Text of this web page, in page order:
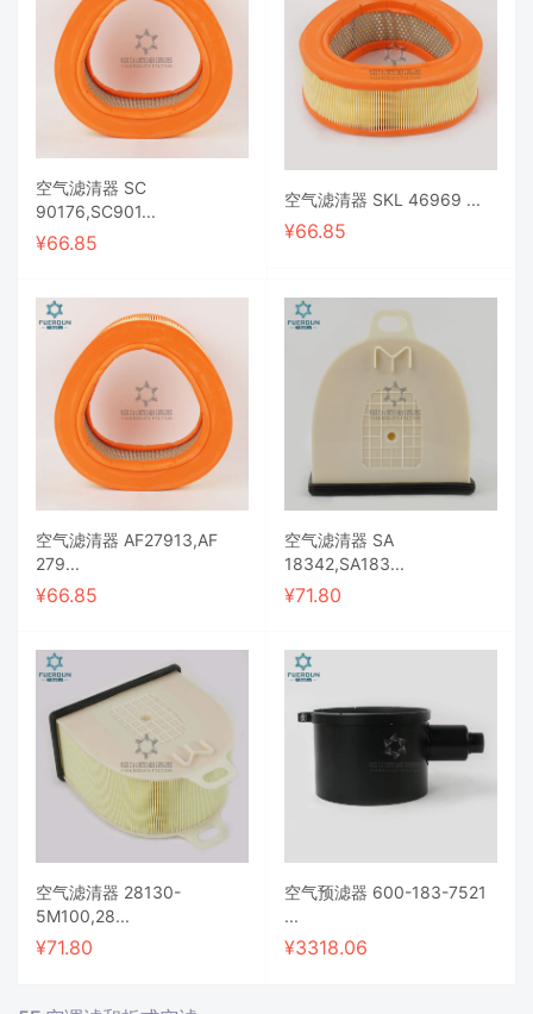
空气滤清器 SC
90176,SC901...
¥66.85
空气滤清器 SKL 46969 ...
¥66.85
空气滤清器 AF27913,AF
279...
¥66.85
空气滤清器 SA
18342,SA183...
¥71.80
空气滤清器 28130-
5M100,28...
¥71.80
空气预滤器 600-183-7521
...
¥3318.06